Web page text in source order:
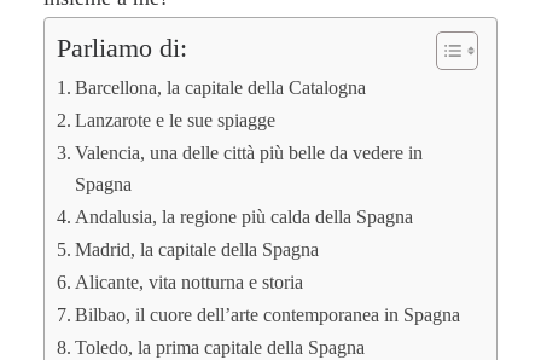
Parliamo di:
Barcellona, la capitale della Catalogna
Lanzarote e le sue spiagge
Valencia, una delle città più belle da vedere in
Spagna
Andalusia, la regione più calda della Spagna
Madrid, la capitale della Spagna
Alicante, vita notturna e storia
Bilbao, il cuore dell’arte contemporanea in Spagna
Toledo, la prima capitale della Spagna